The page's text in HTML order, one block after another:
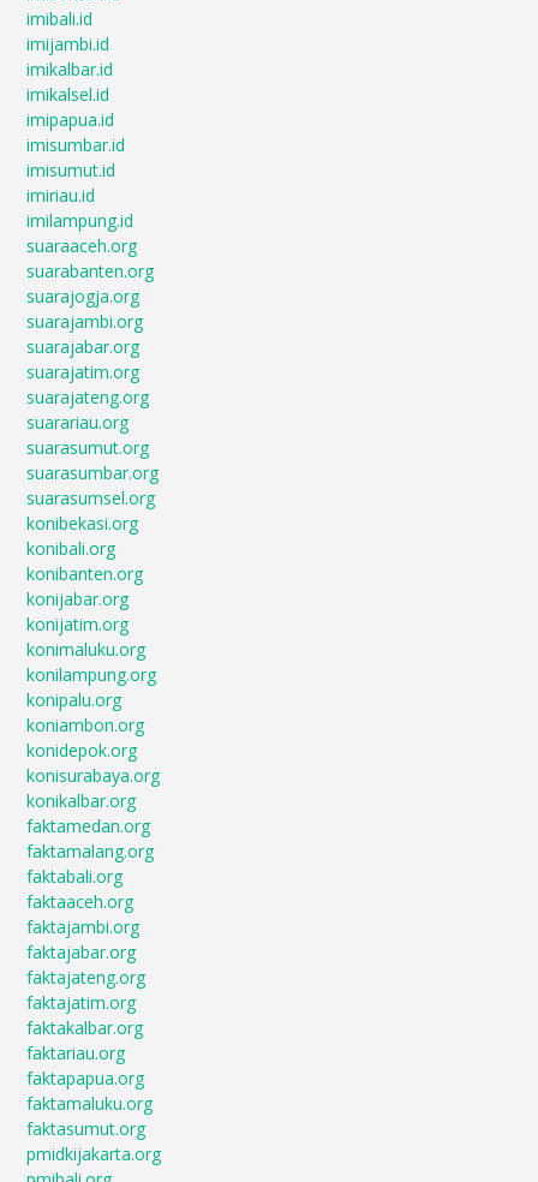
imibali.id
imijambi.id
imikalbar.id
imikalsel.id
imipapua.id
imisumbar.id
imisumut.id
imiriau.id
imilampung.id
suaraaceh.org
suarabanten.org
suarajogja.org
suarajambi.org
suarajabar.org
suarajatim.org
suarajateng.org
suarariau.org
suarasumut.org
suarasumbar.org
suarasumsel.org
konibekasi.org
konibali.org
konibanten.org
konijabar.org
konijatim.org
konimaluku.org
konilampung.org
konipalu.org
koniambon.org
konidepok.org
konisurabaya.org
konikalbar.org
faktamedan.org
faktamalang.org
faktabali.org
faktaaceh.org
faktajambi.org
faktajabar.org
faktajateng.org
faktajatim.org
faktakalbar.org
faktariau.org
faktapapua.org
faktamaluku.org
faktasumut.org
pmidkijakarta.org